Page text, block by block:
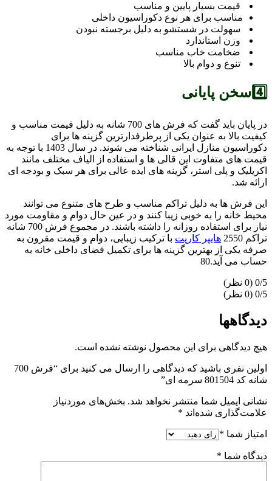
قیمت بسیار پایین و مناسب
مناسب برای هر نوع دکوراسیون داخلی
سهولت در شستشو به دلیل برجسته نبودن
وزن استاندارد
ضخامت خاب مناسب
تنوع و دوام بالا
4️⃣سخن پایانی
در پایان باید گفت که فرش های 700 شانه به دلیل قیمت مناسب و
کیفیت بالا به عنوان یکی از پرطرفدارترین گزینه ها برای
دکوراسیون منازل ایرانی شناخته می شوند. در سال 1403 با توجه به
قیمت های متفاوت این قالی ها و استفاده از الیاف مختلف مانند
اکریلیک و پلی استر، گزینه های ایده عالی برای هر سبک و بودجه ای
ارائه شد.
این فرش ها به دلیل تراکم مناسب و طرح های متنوع می توانند
محیط خانه را به خوبی زیبا کنند و در عین حال دوام و مقاومت مورد
نیاز برای استفاده روزانه را داشته باشند. در مجموع فرش 700 شانه
تراکم 2550
هایپر کارپت با ترکیب زیبایی، دوام و قیمت مقرون به
صرفه یکی از بهترین گزینه ها برای تکمیل فضای داخلی خانه به
حساب می آید.80
‫0/5
‫0/5
دیدگاهها
هیچ دیدگاهی برای این محصول نوشته نشده است.
اولین نفری باشید که دیدگاهی را ارسال می کنید برای “فرش 700
شانه کد 801504 سرمه ای”
نشانی ایمیل شما منتشر نخواهد شد. بخش‌های موردنیاز
علامت‌گذاری شده‌اند *
امتیاز شما *
دیدگاه شما *